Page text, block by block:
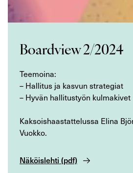
Boardview 2/2024
Teemoina:
– Hallitus ja kasvun strategiat
– Hyvän hallitustyön kulmakivet
Kaksoishaastattelussa Elina
Vuokko.
Näköislehti (pdf)